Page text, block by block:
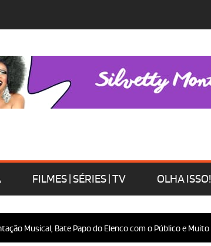
FILMES | SÉRIES | TV OLHA ISSO!
Bate Papo do Elenco com o Público e Muito mais!